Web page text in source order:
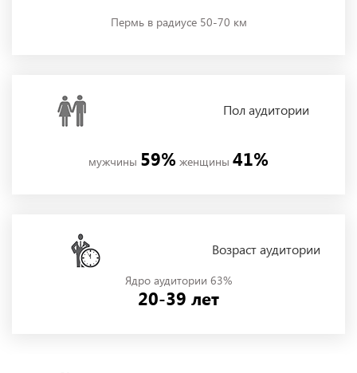
Пермь в радиусе 50-70 км
Полаудитории
мужчины 59% женщины 41%
Возраст аудитории
Ядро аудитории 63%
20-39 лет